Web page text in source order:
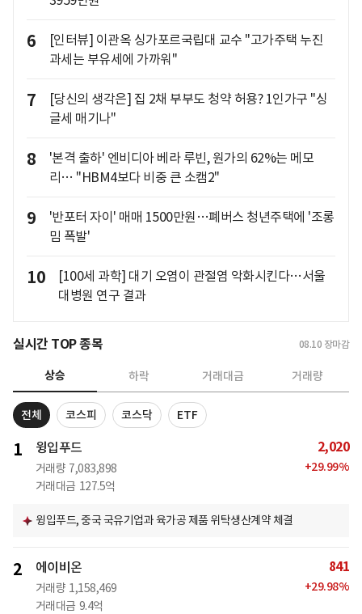
6
[인터뷰] 이관옥 싱가포르국립대 교수 "고가주택 누진
과세는 부유세에 가까워"
7
[당신의 생각은] 집 2채 부부도 청약 허용? 1인가구 "싱
글세 매기나"
8
'본격 출하' 엔비디아 베라 루빈, 원가의 62%는 메모
리… "HBM4보다 비중 큰 소캠2"
9
'반포터 자이' 매매 1500만원…폐버스 청년주택에 '조롱
밈 폭발'
10
[100세 과학] 대기 오염이 관절염 악화시킨다…서울
대병원 연구 결과
실시간 TOP 종목 08.10 장마감
상승 하락 거래대금 거래량
전체 코스피 코스닥 ETF
1 윙입푸드
거래량 7,083,898
거래대금 127.5억
2,020
+29.99%
윙입푸드, 중국 국유기업과 육가공 제품 위탁생산계약 체결
2 에이비온
거래량 1,158,469
거래대금 9.4억
841
+29.98%